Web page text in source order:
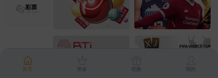
彩票
首页 资金 优惠 我的